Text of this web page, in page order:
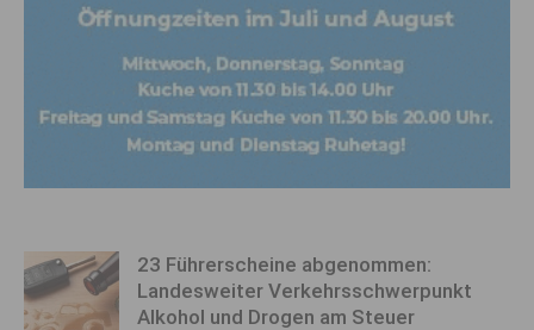
23 Führerscheine abgenommen:
Landesweiter Verkehrsschwerpunkt
Alkohol und Drogen am Steuer